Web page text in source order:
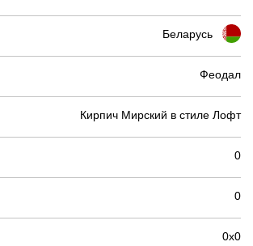
Беларусь
Феодал
Кирпич Мирский в стиле Лофт
0
0
0х0